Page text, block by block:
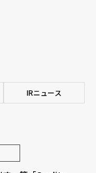
IRニュース